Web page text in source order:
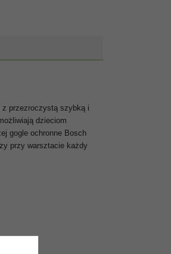
z przezroczystą szybką i
dzieciom
gogle ochronne Bosch
przy warsztacie każdy